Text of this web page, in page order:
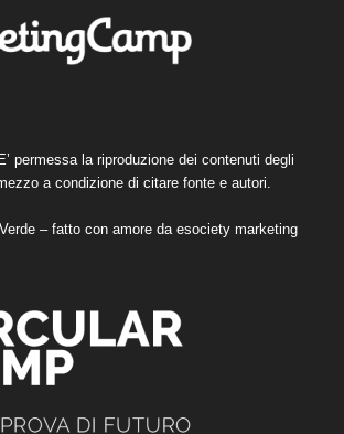
permessa la riproduzione dei contenuti degli
a condizione di citare fonte e autori.
– fatto con amore da esociety marketing